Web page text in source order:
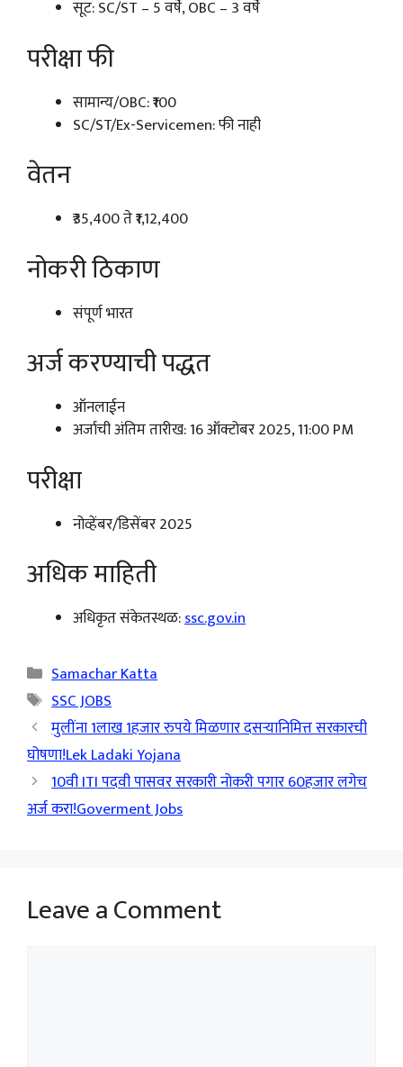
सूट: SC/ST – 5 वर्षे, OBC – 3 वर्षे
परीक्षा फी
सामान्य/OBC: ₹100
SC/ST/Ex-Servicemen: फी नाही
वेतन
₹35,400 ते ₹1,12,400
नोकरी ठिकाण
संपूर्ण भारत
अर्ज करण्याची पद्धत
ऑनलाईन
अर्जाची अंतिम तारीख: 16 ऑक्टोबर 2025, 11:00 PM
परीक्षा
नोव्हेंबर/डिसेंबर 2025
अधिक माहिती
अधिकृत संकेतस्थळ:ssc.gov.in
Categories
Samachar Katta
Tags
SSC JOBS
मुलींना 1लाख 1हजार रुपये मिळणार दसऱ्यानिमित्त सरकारची
घोषणा!Lek Ladaki Yojana
10वी ITI पदवी पासवर सरकारी नोकरी पगार 60हजार लगेच
अर्ज करा!Goverment Jobs
Leave a Comment